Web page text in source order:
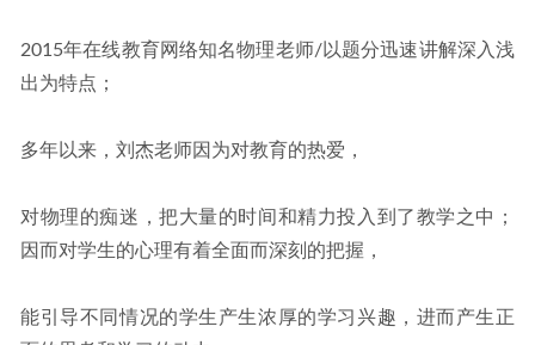
2015年在线教育网络知名物理老师/以题分迅速讲解深入浅
出为特点；
多年以来，刘杰老师因为对教育的热爱，
对物理的痴迷，把大量的时间和精力投入到了教学之中；
因而对学生的心理有着全面而深刻的把握，
能引导不同情况的学生产生浓厚的学习兴趣，进而产生正